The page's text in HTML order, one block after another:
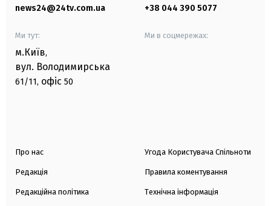
news24@24tv.com.ua +38 044 390 5077
Ми тут:
м.Київ,
вул. Володимирська
61/11, офіс 50
Ми в соцмережах:
Про нас
Редакція
Редакційна політика
Угода Користувача Спільноти
Правила коментування
Технічна інформація